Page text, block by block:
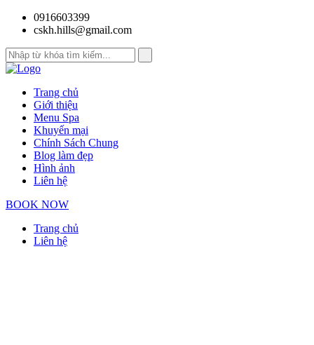
0916603399
cskh.hills@gmail.com
Trang chủ
Giới thiệu
Menu Spa
Khuyến mại
Chính Sách Chung
Blog làm đẹp
Hình ảnh
Liên hệ
BOOK NOW
Trang chủ
Liên hệ